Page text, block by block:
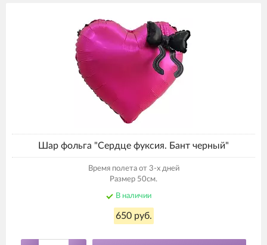
Шар фольга "Сердце фуксия. Бант черный"
Время полета от 3-х дней
Размер 50см.
В наличии
650 руб.